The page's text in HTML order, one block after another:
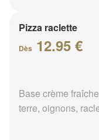
Pizza raclette
Dès 12.95 €
Base crème
terre, oignons,